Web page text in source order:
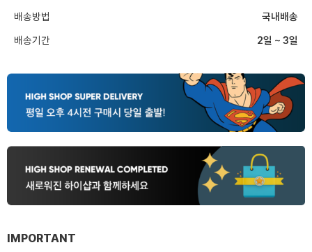
배송방법
국내배송
배송기간
2일 ~ 3일
IMPORTANT